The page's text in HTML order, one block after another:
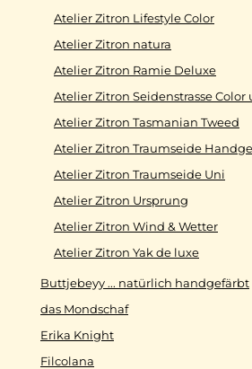
Atelier Zitron Lifestyle Color
Atelier Zitron natura
Atelier Zitron Ramie Deluxe
Atelier Zitron Seidenstrasse Color
Atelier Zitron Tasmanian Tweed
Atelier Zitron Traumseide
Atelier Zitron Traumseide Uni
Atelier Zitron Ursprung
Atelier Zitron Wind & Wetter
Atelier Zitron Yak de luxe
Buttjebeyy ... natürlich handgefärbt
das Mondschaf
Erika Knight
Filcolana